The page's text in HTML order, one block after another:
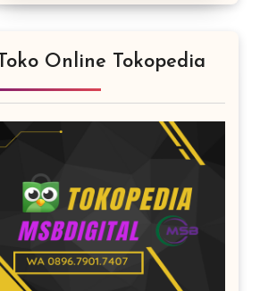
Toko Online Tokopedia